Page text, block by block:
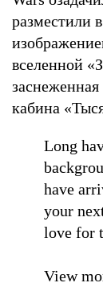
разместили
вселенной
кабина
Long
have
your
love for
View